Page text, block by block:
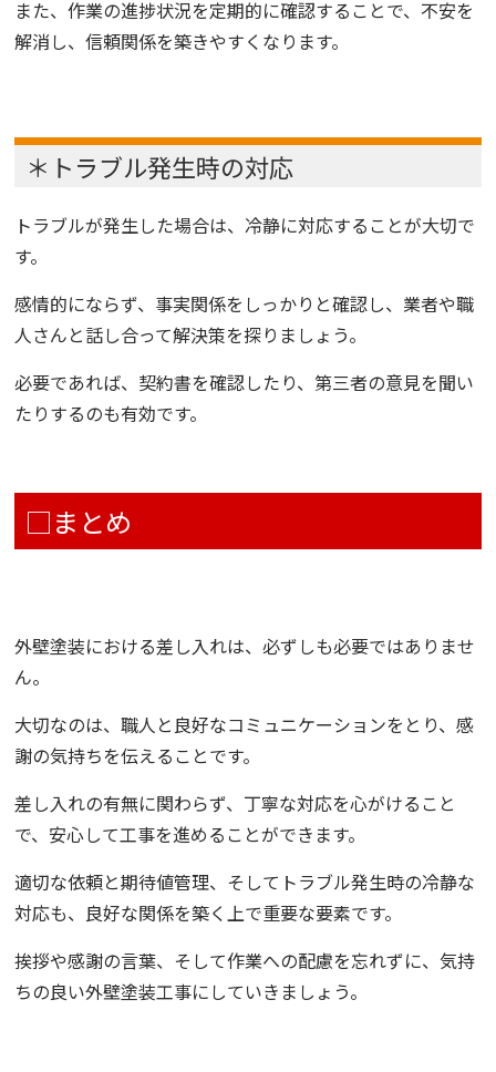
また、作業の進捗状況を定期的に確認することで、不安を
解消し、信頼関係を築きやすくなります。
＊トラブル発生時の対応
トラブルが発生した場合は、冷静に対応することが大切で
す。
感情的にならず、事実関係をしっかりと確認し、業者や職
人さんと話し合って解決策を探りましょう。
必要であれば、契約書を確認したり、第三者の意見を聞い
たりするのも有効です。
□まとめ
外壁塗装における差し入れは、必ずしも必要ではありませ
ん。
大切なのは、職人と良好なコミュニケーションをとり、感
謝の気持ちを伝えることです。
差し入れの有無に関わらず、丁寧な対応を心がけること
で、安心して工事を進めることができます。
適切な依頼と期待値管理、そしてトラブル発生時の冷静な
対応も、良好な関係を築く上で重要な要素です。
挨拶や感謝の言葉、そして作業への配慮を忘れずに、気持
ちの良い外壁塗装工事にしていきましょう。